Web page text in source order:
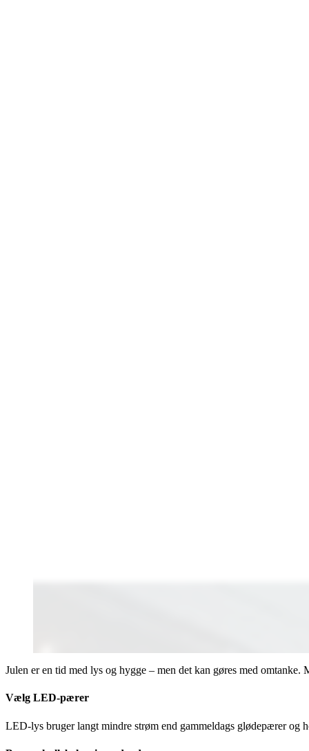
Julen er en tid med lys og hygge – men det kan gøres med
Vælg LED-pærer
LED-lys bruger langt mindre strøm end gammeldags glødepærer og